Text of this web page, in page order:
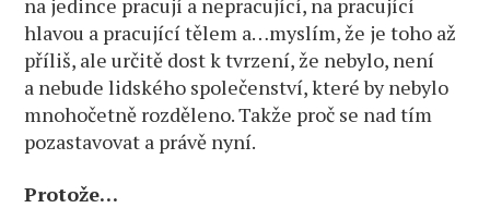
na jedince pracují a nepracující, na pracující
hlavou a pracující tělem a…myslím, že je toho až
příliš, ale určitě dost k tvrzení, že nebylo, není
a nebude lidského společenství, které by nebylo
mnohočetně rozděleno. Takže proč se nad tím
pozastavovat a právě nyní.
Protože…